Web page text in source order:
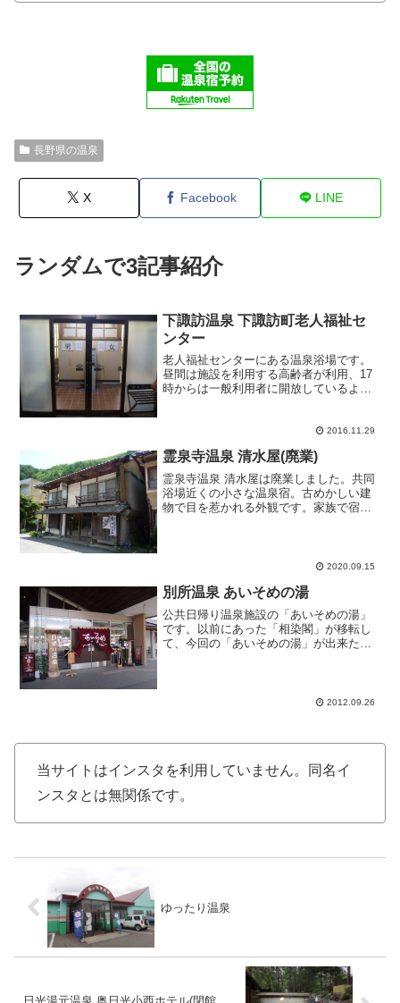
長野県の温泉
X Facebook LINE
ランダムで3記事紹介
下諏訪温泉 下諏訪町老人福祉セ
ンター
老人福祉センターにある温泉浴場です。
昼間は施設を利用する高齢者が利用、17
時からは一般利用者に開放しているよう
ーの正面入り口を右横に移動するとあか
りが灯された一般入り...
2016.11.29
霊泉寺温泉 清水屋(廃業)
霊泉寺温泉 清水屋は廃業しました。共同
浴場近くの小さな温泉宿。古めかしい建
物で目を惹かれる外観です。家族で宿を
2020.09.15
別所温泉 あいそめの湯
公共日帰り温泉施設の「あいそめの湯」
です。以前にあった「相染閣」が移転し
て、今回の「あいそめの湯」が出来たと
2012.09.26
当サイトはインスタを利用していません。同名イ
ンスタとは無関係です。
ゆったり温泉